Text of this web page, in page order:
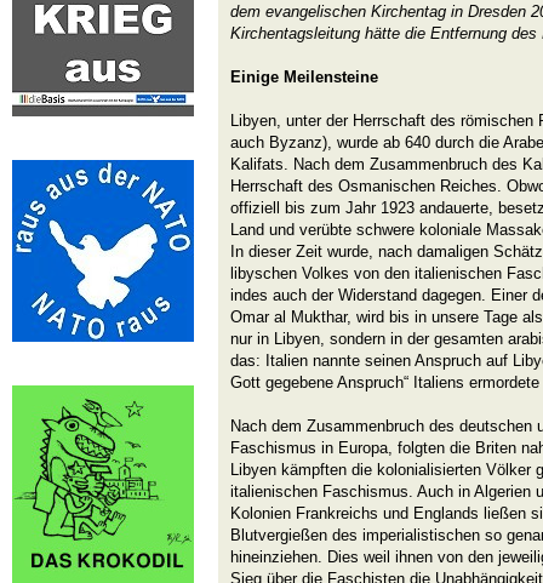
dem evangelischen Kirchentag in Dresden
Kirchentagsleitung hätte die Entfernung des
Einige Meilensteine
Libyen, unter der Herrschaft des römischen
auch Byzanz), wurde ab 640 durch die
Kalifats. Nach dem Zusammenbruch des
Herrschaft des Osmanischen Reiches.
offiziell bis zum Jahr 1923 andauerte,
Land und verübte schwere koloniale
In dieser Zeit wurde, nach damaligen
libyschen Volkes von den italienischen
indes auch der Widerstand dagegen. Einer
Omar al Mukthar, wird bis in unsere Tage
nur in Libyen, sondern in der gesamten
das: Italien nannte seinen Anspruch auf
Gott gegebene Anspruch“ Italiens
Nach dem Zusammenbruch des deutschen
Faschismus in Europa, folgten die Briten
Libyen kämpften die kolonialisierten Völker
italienischen Faschismus. Auch in Algerien
Kolonien Frankreichs und Englands ließen
Blutvergießen des imperialistischen so
hineinziehen. Dies weil ihnen von den
Sieg über die Faschisten die